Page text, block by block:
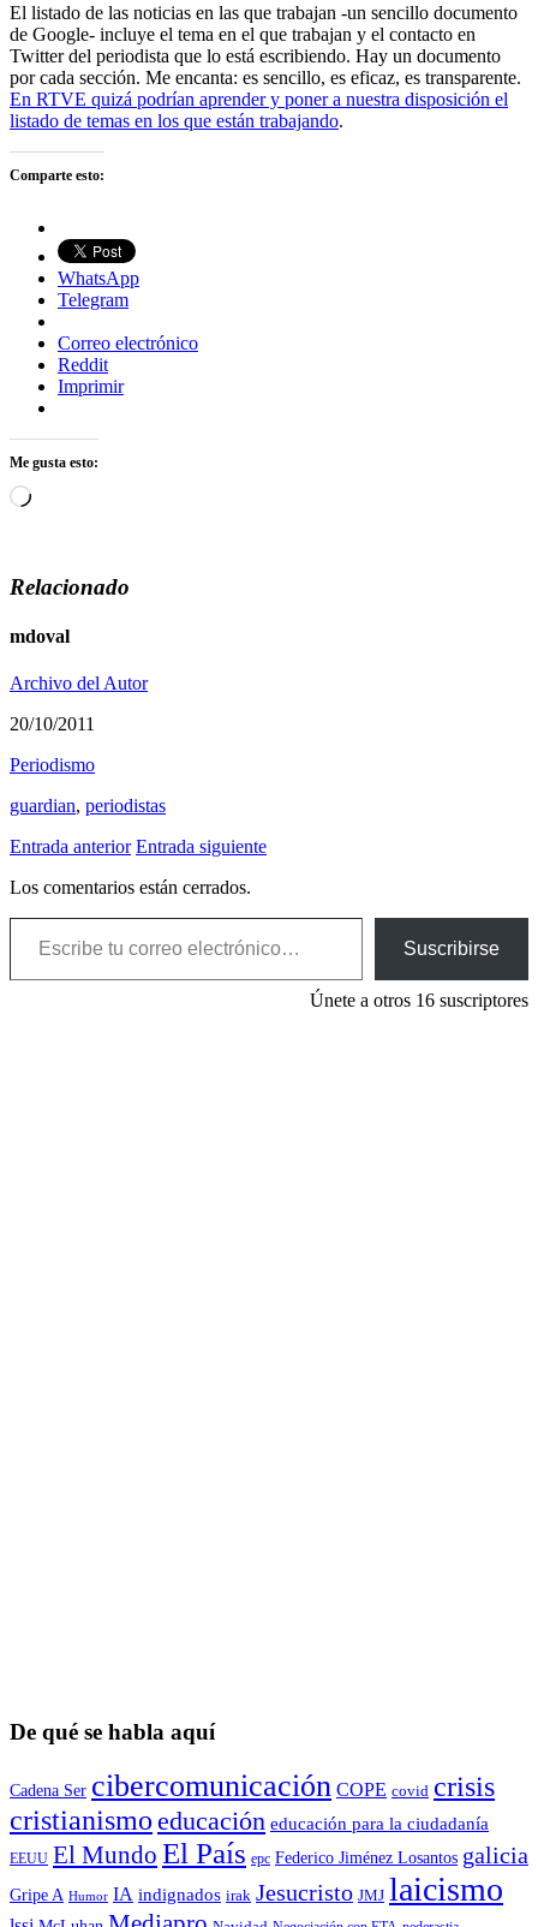
El listado de las noticias en las que trabajan -un sencillo documento
de Google- incluye el tema en el que trabajan y el contacto en
Twitter del periodista que lo está escribiendo. Hay un documento
por cada sección. Me encanta: es sencillo, es eficaz, es transparente.
En RTVE quizá podrían aprender y poner a nuestra disposición el
listado de temas en los que están trabajando.
Comparte esto:
WhatsApp
Telegram
Correo electrónico
Reddit
Imprimir
Me gusta esto:
Cargando...
Relacionado
mdoval
Archivo del Autor
20/10/2011
Periodismo
guardian, periodistas
Entrada anterior Entrada siguiente
Los comentarios están cerrados.
Escribe tu correo electrónico…
Suscribirse
Únete a otros 16 suscriptores
De qué se habla aquí
Cadena Ser cibercomunicación COPE covid crisis
cristianismo educación educación para la ciudadaní­a
EEUU El Mundo El País epc Federico Jiménez Losantos galicia
Gripe A Humor IA indignados irak Jesucristo JMJ laicismo